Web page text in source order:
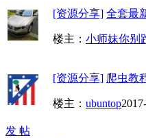
[资源分享] 全套最
楼主： 小师妹你别
[资源分享] 爬虫教
楼主： ubuntop
发 帖